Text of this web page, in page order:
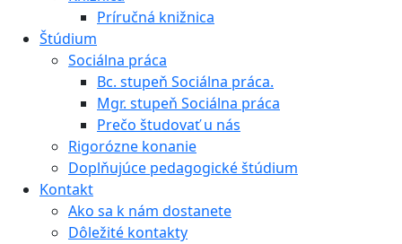
Príručná knižnica
Štúdium
Sociálna práca
Bc. stupeň Sociálna práca.
Mgr. stupeň Sociálna práca
Prečo študovať u nás
Rigorózne konanie
Doplňujúce pedagogické štúdium
Kontakt
Ako sa k nám dostanete
Dôležité kontakty